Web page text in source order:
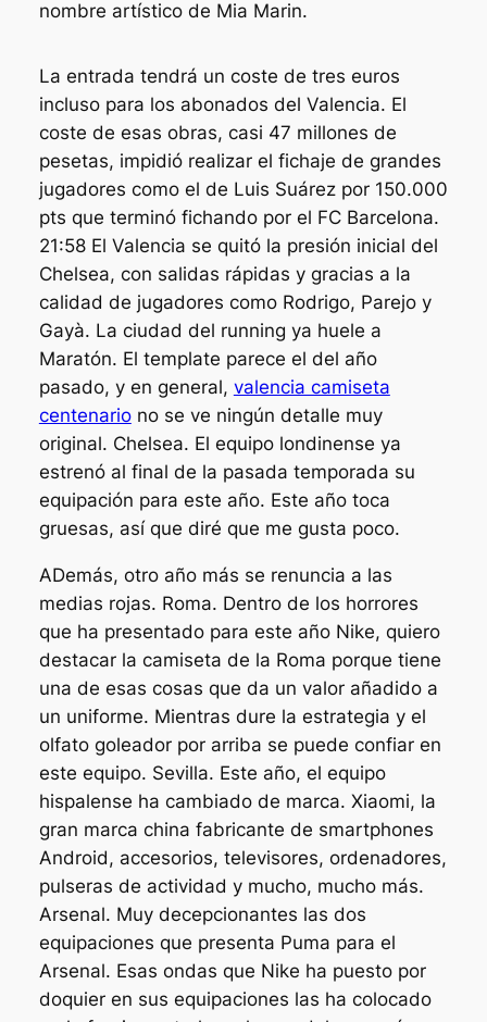
nombre artístico de Mia Marin.
La entrada tendrá un coste de tres euros
incluso para los abonados del Valencia. El
coste de esas obras, casi 47 millones de
pesetas, impidió realizar el fichaje de grandes
jugadores como el de Luis Suárez por 150.000
pts que terminó fichando por el FC Barcelona.
21:58 El Valencia se quitó la presión inicial del
Chelsea, con salidas rápidas y gracias a la
calidad de jugadores como Rodrigo, Parejo y
Gayà. La ciudad del running ya huele a
Maratón. El template parece el del año
pasado, y en general, valencia camiseta
centenariono se ve ningún detalle muy
original. Chelsea. El equipo londinense ya
estrenó al final de la pasada temporada su
equipación para este año. Este año toca
gruesas, así que diré que me gusta poco.
ADemás, otro año más se renuncia a las
medias rojas. Roma. Dentro de los horrores
que ha presentado para este año Nike, quiero
destacar la camiseta de la Roma porque tiene
una de esas cosas que da un valor añadido a
un uniforme. Mientras dure la estrategia y el
olfato goleador por arriba se puede confiar en
este equipo. Sevilla. Este año, el equipo
hispalense ha cambiado de marca. Xiaomi, la
gran marca china fabricante de smartphones
Android, accesorios, televisores, ordenadores,
pulseras de actividad y mucho, mucho más.
Arsenal. Muy decepcionantes las dos
equipaciones que presenta Puma para el
Arsenal. Esas ondas que Nike ha puesto por
doquier en sus equipaciones las ha colocado